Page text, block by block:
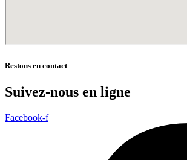
Restons en contact
Suivez-nous en ligne
Facebook-f